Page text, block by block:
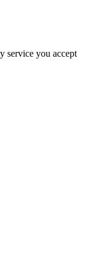
service you accept